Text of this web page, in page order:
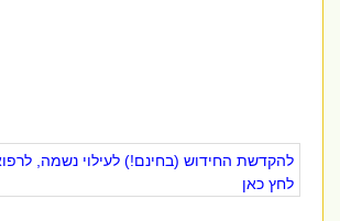
להקדשת החידוש (בחינם!) לעילוי נשמה,
לחץ כאן